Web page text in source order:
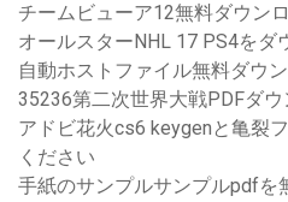
チームビューア12無料ダウン
オールスターNHL 17 PS4をダ
自動ホストファイル無料ダウ
35236第二次世界大戦PDFダウ
アドビ花火cs6 keygenと亀裂
ください
手紙のサンプルサンプルpdfを